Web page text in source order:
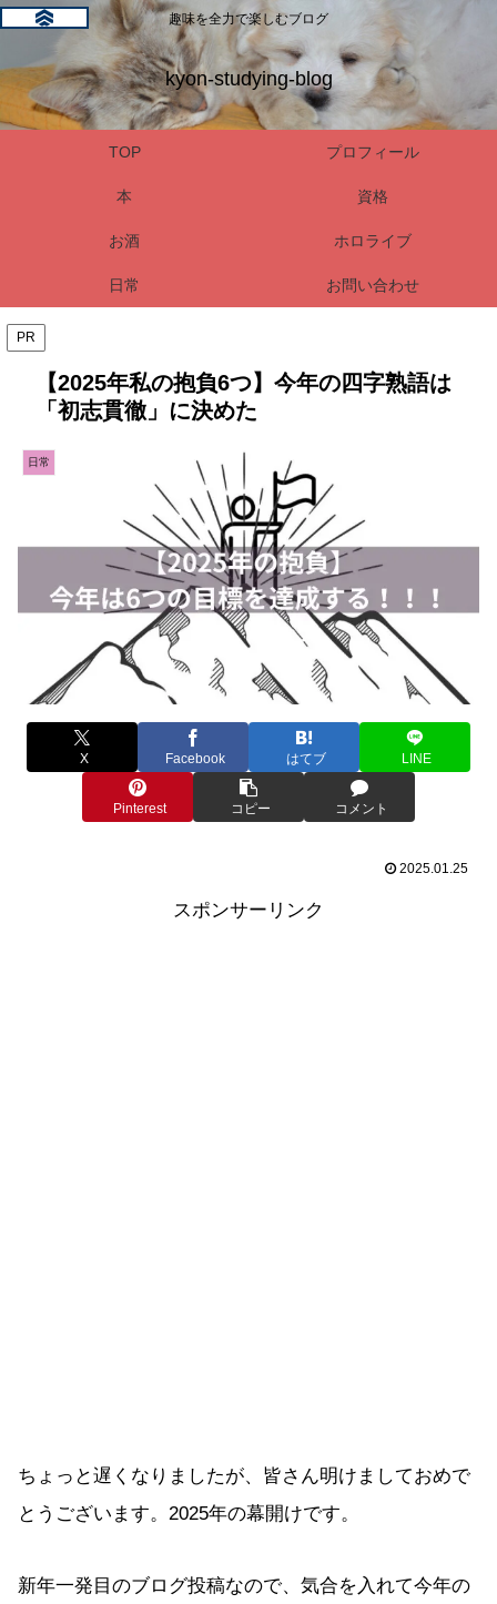
趣味を全力で楽しむブログ
kyon-studying-blog
TOP プロフィール
本 資格
お酒 ホロライブ
日常 お問い合わせ
PR
【2025年私の抱負6つ】今年の四字熟語は
「初志貫徹」に決めた
日常
X Facebook はてブ LINE
Pinterest コピー コメント
2025.01.25
スポンサーリンク
ちょっと遅くなりましたが、皆さん明けましておめで
とうございます。2025年の幕開けです。
新年一発目のブログ投稿なので、気合を入れて今年の